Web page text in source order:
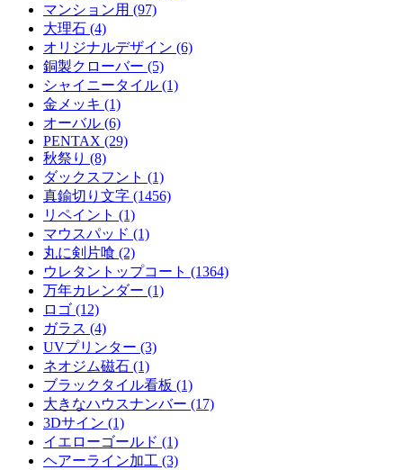
マンション用 (97)
大理石 (4)
オリジナルデザイン (6)
銅製クローバー (5)
シャイニータイル (1)
金メッキ (1)
オーバル (6)
PENTAX (29)
秋祭り (8)
ダックスフント (1)
真鍮切り文字 (1456)
リペイント (1)
マウスパッド (1)
丸に剣片喰 (2)
ウレタントップコート (1364)
万年カレンダー (1)
ロゴ (12)
ガラス (4)
UVプリンター (3)
ネオジム磁石 (1)
ブラックタイル看板 (1)
大きなハウスナンバー (17)
3Dサイン (1)
イエローゴールド (1)
ヘアーライン加工 (3)